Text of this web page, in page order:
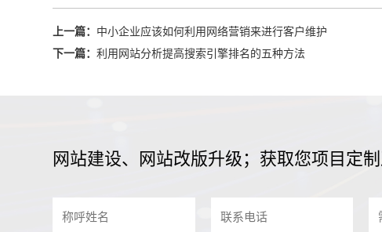
上一篇： 中小企业应该如何利用网络营销来进行客户维护
下一篇：利用网站分析提高搜索引擎排名的五种方法
网站建设、网站改版升级；获取您项目定